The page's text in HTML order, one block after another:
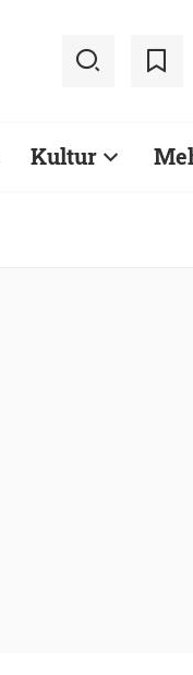
Kultur